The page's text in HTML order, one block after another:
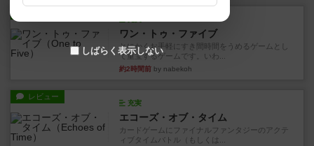
ワン・トゥ・ファイブ
とにかくお手軽にすき間時間をうめるゲームとし
て重宝するゲームです。いわ...
約2時間前 by nabekoh
レビュー
充実
エコーズ・オブ・タイム
カードゲームにファイナルファンタジーのアクテ
ィブタイムバトル（もしくは...
しばらく表示しない